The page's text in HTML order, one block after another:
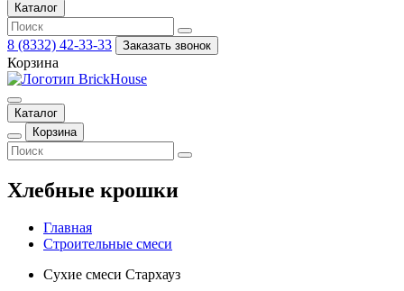
Каталог
8 (8332) 42-33-33 Заказать звонок
Корзина
Каталог
Корзина
Хлебные крошки
Главная
Строительные смеси
Сухие смеси Стархауз